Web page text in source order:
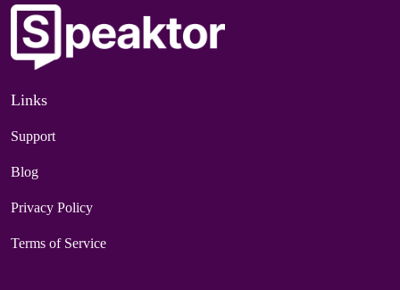
Links
Support
Blog
Privacy Policy
Terms of Service